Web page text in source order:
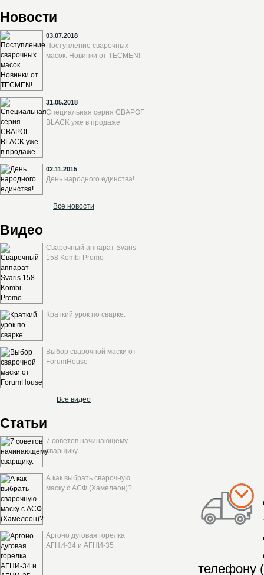
Новости
03.07.2018
Поступление сварочных
масок. Новинки от TECMEN!
31.05.2018
Специальная серия СВАРОГ
BLACK уже в продаже
02.11.2015
День народного единства!
Все новости
Видео
Сварочный аппарат Svaris
158 Kombi Promo
Краткий урок по сварке.
Выбор сварочной маски от
ForumHouse
Все видео
Статьи
7 советов начинающему
сварщику.
А как выбрать сварочную
маску с АСФ (Хамелеон)?
Аргоно дуговая горелка
АГНИ-34 и АГНИ-35
телефону